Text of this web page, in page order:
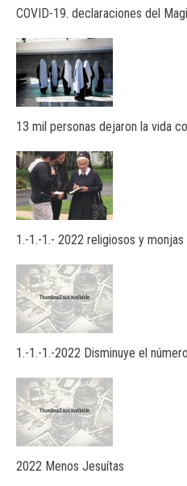
COVID-19. declaraciones del
13 mil personas dejaron la vida
1.-1.-1.- 2022 religiosos y monjas
1.-1.-1.-2022 Disminuye el
2022 Menos Jesuítas